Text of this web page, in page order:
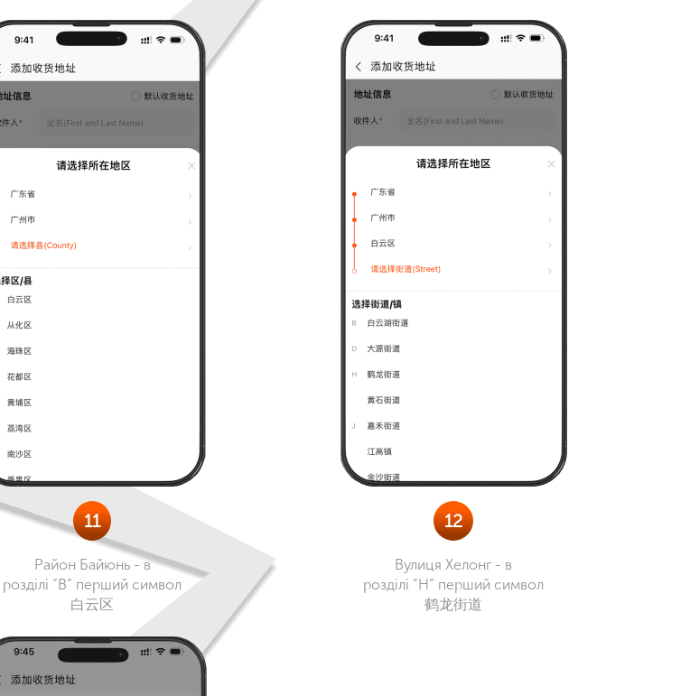
11
Район Байюнь - в
розділі “В” перший символ
白云区
12
Вулиця Хелонг - в
розділі “Н” перший символ
鹤龙街道